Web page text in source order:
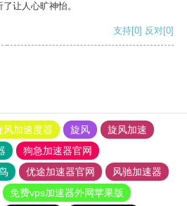
让人心旷神怡。
支持[0] 反对[0]
风加速度器 旋风
旋风加速
狗急加速器官网
优途加速器官网
风驰加速器
免费vps加速器外网苹果版